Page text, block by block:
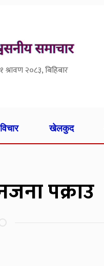
श्रावण २०८३, बिहिबार
विचार खेलकुद
पक्राउ